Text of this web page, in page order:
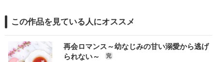
この作品を見ている人にオススメ
再会ロマンス～幼なじみの甘い溺愛から逃げ
られない～
完